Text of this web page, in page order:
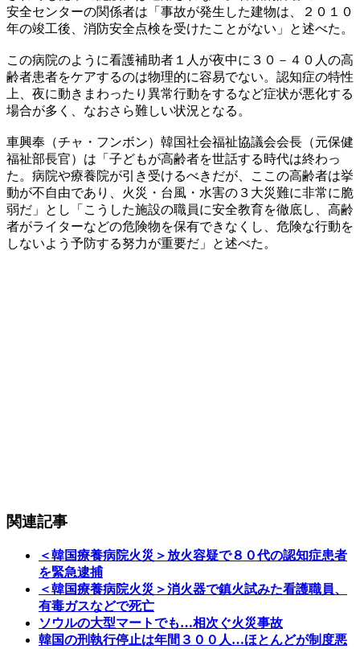
安全センターの関係者は「事故が発生した建物は、２０１０
年の竣工後、消防安全点検を受けたことがない」と述べた。
この病院のように看護補助者１人が夜中に３０－４０人の高
齢者患者をケアするのは物理的に容易でない。認知症の特性
上、夜に動きまわったり異常行動をするなど症状が悪化する
場合が多く、なおさら難しい状況となる。
車興奉（チャ・フンボン）韓国社会福祉協議会会長（元保健
福祉部長官）は「子どもが高齢者を世話する時代は終わっ
た。病院や療養院が引き受けるべきだが、ここの高齢者は挙
動が不自由であり、火災・台風・水害の３大災難に非常に脆
弱だ」とし「こうした施設の職員に安全教育を徹底し、高齢
者がライターなどの危険物を保有できなくし、危険な行動を
しないよう予防する努力が重要だ」と述べた。
関連記事
＜韓国療養病院火災＞放火容疑で８０代の認知症患者
を緊急逮捕
＜韓国療養病院火災＞消火器で鎮火試みた看護職員、
有毒ガスなどで死亡
ソウルの大型マートでも…相次ぐ火災事故
韓国の刑執行停止は年間３００人…ほとんどが制度悪